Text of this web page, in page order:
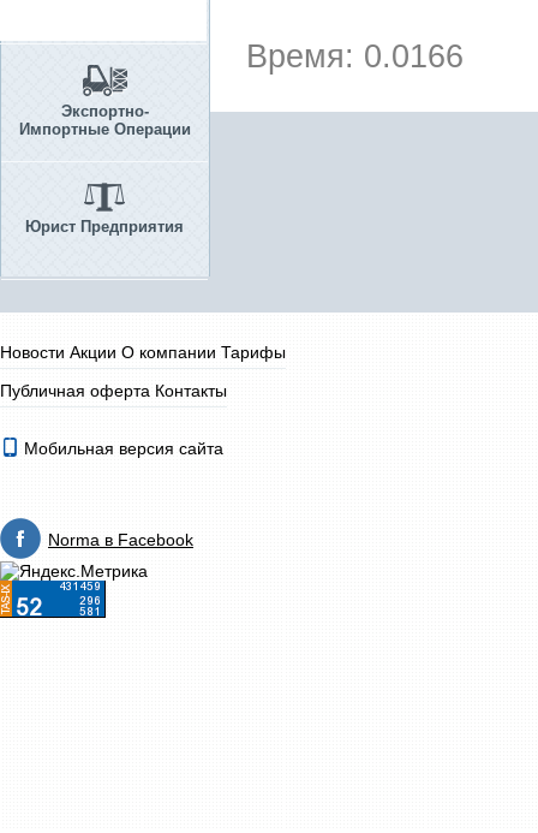
Экспортно-
Импортные Операции
Юрист Предприятия
Время: 0.0166
Новости Акции О компании Тарифы
Публичная оферта Контакты
Мобильная версия сайта
Norma в Facebook